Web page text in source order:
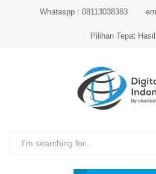
Whataspp : 08113038383
Pilihan Tepat